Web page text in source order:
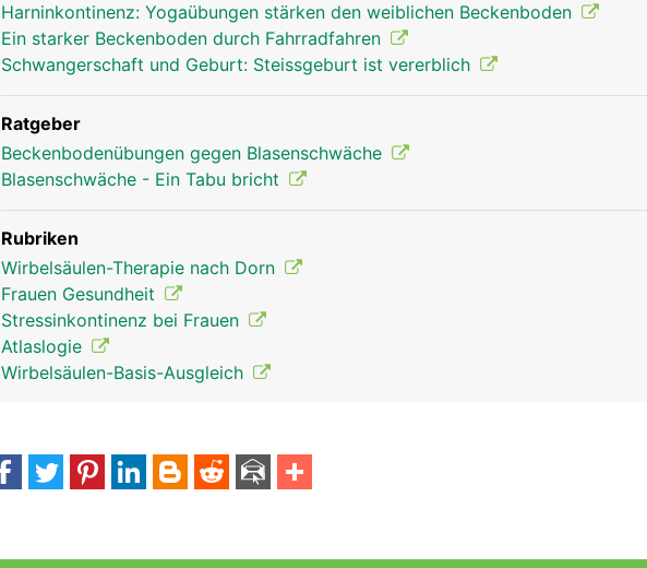
Harninkontinenz: Yogaübungen stärken den weiblichen Beckenboden
Ein starker Beckenboden durch Fahrradfahren
Schwangerschaft und Geburt: Steissgeburt ist vererblich
Ratgeber
Beckenbodenübungen gegen Blasenschwäche
Blasenschwäche - Ein Tabu bricht
Rubriken
Wirbelsäulen-Therapie nach Dorn
Frauen Gesundheit
Stressinkontinenz bei Frauen
Atlaslogie
Wirbelsäulen-Basis-Ausgleich